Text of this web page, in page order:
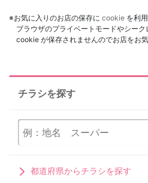
※お気に入りのお店の保存に cookie を利
ブラウザのプライベートモードやシー
cookie が保存されませんのでお店をお
チラシを探す
都道府県からチラシを探す